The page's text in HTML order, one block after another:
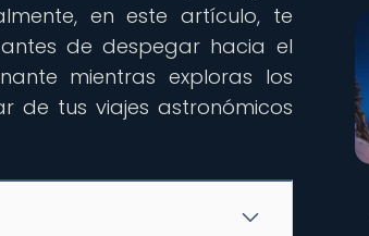
en este artículo, te
de despegar hacia el
mientras exploras los
de tus viajes astronómicos